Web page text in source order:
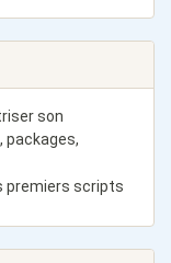
son
packages,
premiers scripts